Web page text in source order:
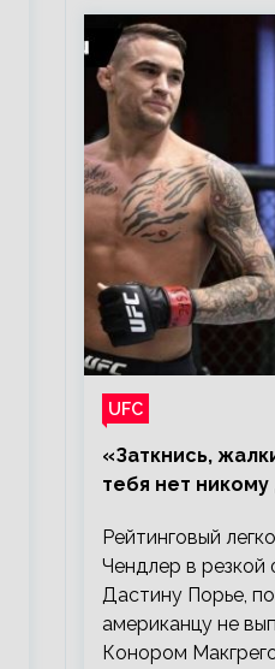
UFC
«Заткнись,
тебя нет
Рейтинговый
Чендлер в
Дастину Порье,
американцу не
Конором